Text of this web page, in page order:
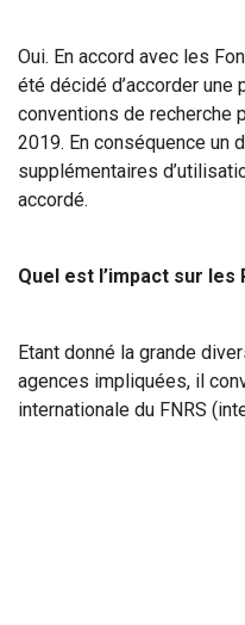
Oui. En accord avec les
été décidé d’accorder
conventions de recherche
2019. En conséquence un
supplémentaires
accordé.
Quel est l’impact sur les
Etant donné la grande
agences impliquées, il
internationale du FNRS